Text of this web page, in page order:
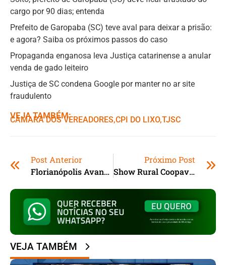
cargo por 90 dias; entenda
Prefeito de Garopaba (SC) teve aval para deixar a prisão:
e agora? Saiba os próximos passos do caso
Propaganda enganosa leva Justiça catarinense a anular
venda de gado leiteiro
Justiça de SC condena Google por manter no ar site
fraudulento
VEJA TAMBÉM:
CÂMARA DOS VEREADORES,ㅤCPI DO LIXO,ㅤTJSC
Post Anterior
Florianópolis Avança: Governo Entrega Licença De Instalação Para Marina E Parque Urbano
Próximo Post
Show Rural Coopavel Atrai Representantes Do Senado Alemão Ao Paraná
VEJA TAMBÉM